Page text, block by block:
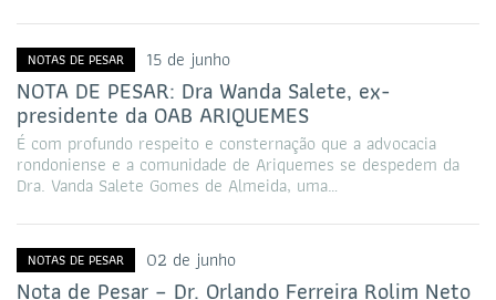
NOTAS DE PESAR 15 de junho
NOTA DE PESAR: Dra Wanda Salete, ex-
presidente da OAB ARIQUEMES
É com profundo respeito e consternação que a advocacia
rondoniense e a comunidade de Ariquemes se despedem da
Dra. Vanda Salete Gomes de Almeida, uma…
NOTAS DE PESAR 02 de junho
Nota de Pesar – Dr. Orlando Ferreira Rolim Neto